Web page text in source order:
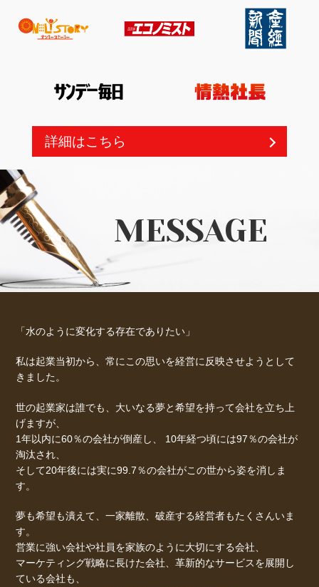
詳細はこちら
MESSAGE
「水のように変化する存在でありたい」
私は起業当初から、常にこの思いを経営に反映させようとして
きました。
世の起業家は誰でも、大いなる夢と希望を持って会社を立ち上
げますが、
1年以内に60％の会社が倒産し、 10年経つ頃には97％の会社が
淘汰され、
そして20年後には実に99.7％の会社がこの世から姿を消しま
す。
夢も希望も潰えて、一家離散、破産する経営者もたくさんいま
す。
営業に強い会社や社員を家族のように大切にする会社、
マーケティング戦略に長けた会社、革新的なサービスを展開し
ている会社も、